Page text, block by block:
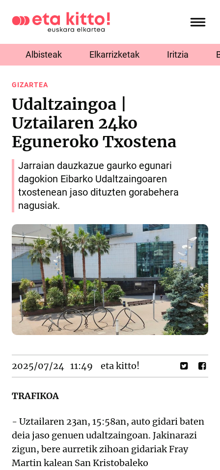
Albisteak Elkarrizketak Iritzia
GIZARTEA
Udaltzaingoa |
Uztailaren 24ko
Eguneroko Txostena
Jarraian dauzkazue gaurko egunari
dagokion Eibarko Udaltzaingoaren
txostenean jaso dituzten gorabehera
nagusiak.
2025/07/24 11:49 eta kitto!
TRAFIKOA
- Uztailaren 23an, 15:58an, auto gidari baten
deia jaso genuen udaltzaingoan. Jakinarazi
zigun, bere aurretik zihoan gidariak Fray
Martin kalean San Kristobaleko